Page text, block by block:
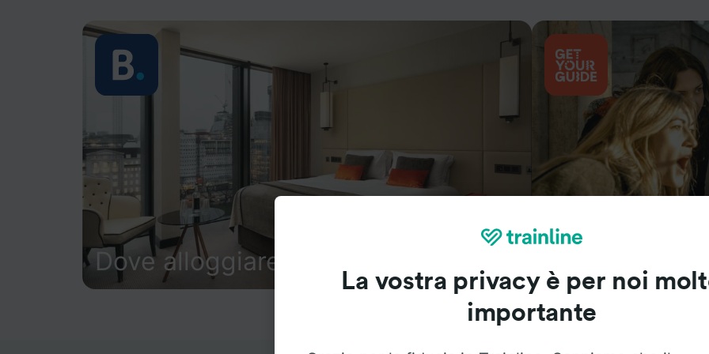
Dove alloggiare
La vostra privacy è per noi
importante